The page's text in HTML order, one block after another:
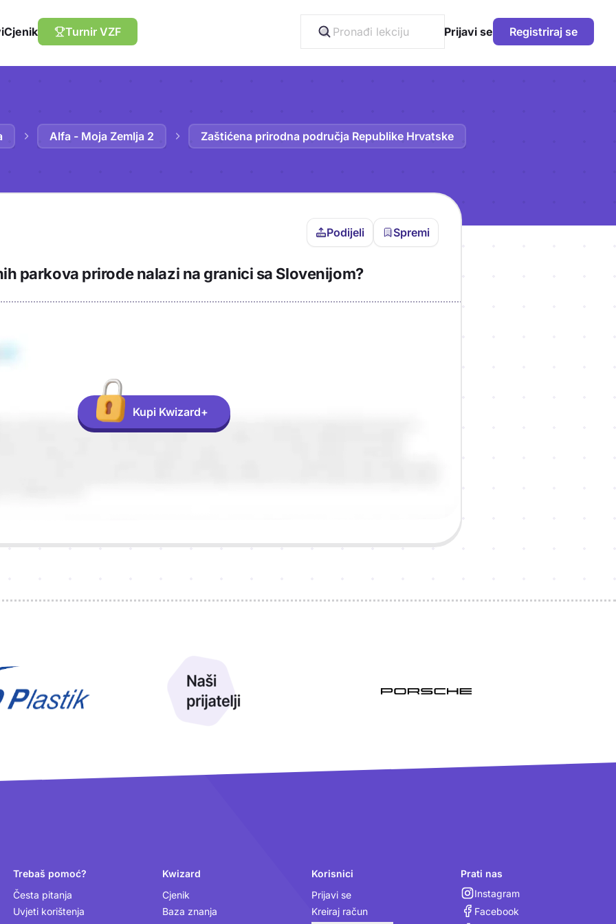
Cjenik Turnir VZF Prijavi se Registriraj se
Alfa - Moja Zemlja 2 Zaštićena prirodna područja Republike Hrvatske
Podijeli Spremi
Trebaš biti prijavljen da bi pohranio
sadržaj u bilježnicu!
parkova prirode nalazi na granici sa Slovenijom?
Kupi Kwizard+
Trebaš pomoć?
Česta pitanja
Uvjeti korištenja
Kwizard
Cjenik
Baza znanja
Korisnici
Prijavi se
Kreiraj račun
Prati nas
Instagram
Facebook